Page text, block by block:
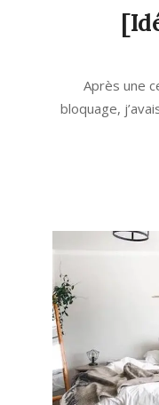
Après une
bloquage,